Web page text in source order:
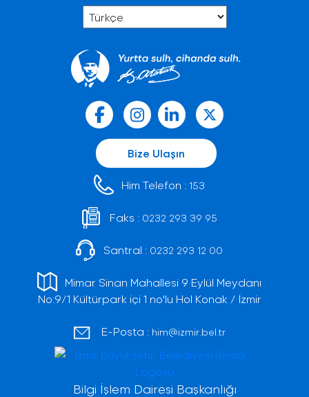
Bize Ulaşın
Him Telefon : 153
Faks : 0232 293 39 95
Santral : 0232 293 12 00
Mimar Sinan Mahallesi 9 Eylül Meydanı
No:9/1 Kültürpark içi 1 no'lu Hol Konak / İzmir
E-Posta : him@izmir.bel.tr
Bilgi İşlem Dairesi Başkanlığı